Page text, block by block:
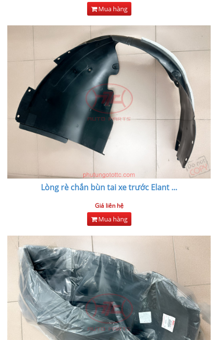
Mua hàng
Lòng rè chắn bùn tai xe trước Elant ...
Giá liên hệ
Mua hàng